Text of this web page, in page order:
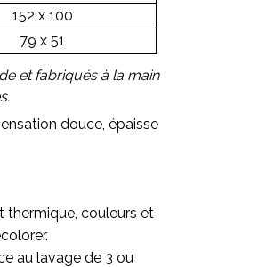
152 x 100
79 x 51
et fabriqués à la main
douce, épaisse
thermique, couleurs et
au lavage de 3 ou